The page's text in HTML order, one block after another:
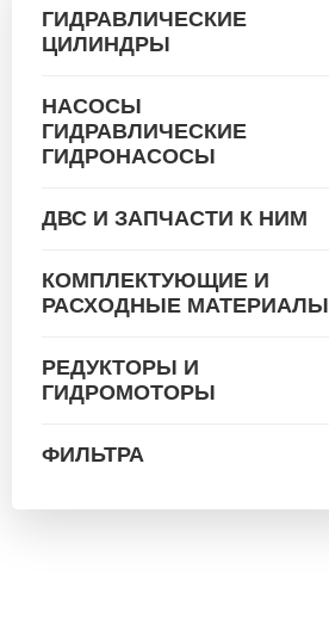
ГИДРАВЛИЧЕСКИЕ
ЦИЛИНДРЫ
НАСОСЫ
ГИДРАВЛИЧЕСКИЕ
ГИДРОНАСОСЫ
ДВС И ЗАПЧАСТИ К НИМ
КОМПЛЕКТУЮЩИЕ И
РАСХОДНЫЕ МАТЕРИАЛЫ
РЕДУКТОРЫ И
ГИДРОМОТОРЫ
ФИЛЬТРА